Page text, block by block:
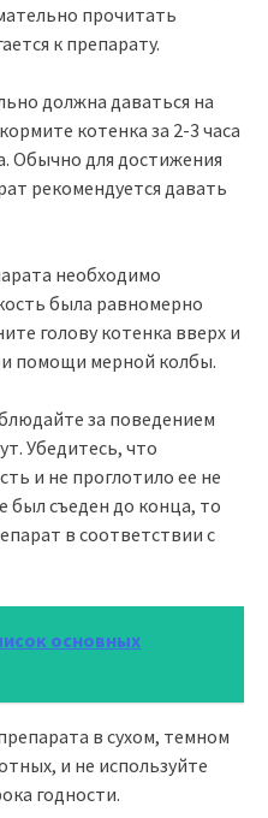
прочитать
к препарату.
должна даваться на
котенка за 2-3 часа
Обычно для достижения
рекомендуется давать
необходимо
была равномерно
голову котенка вверх и
помощи мерной колбы.
за поведением
Убедитесь, что
и не проглотило ее не
был съеден до конца, то
в соответствии с
основных
в сухом, темном
и не используйте
годности.